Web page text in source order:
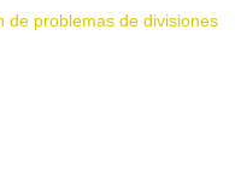
de problemas de divisiones